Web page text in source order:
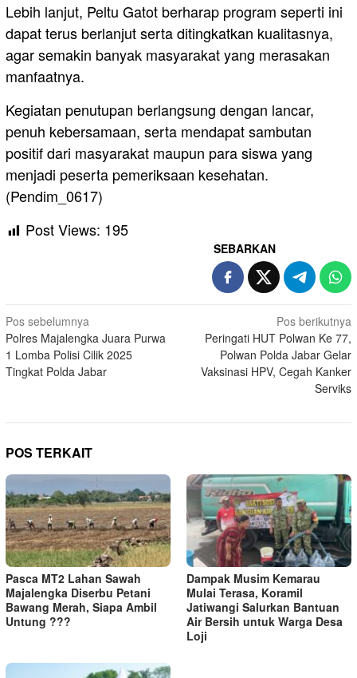
Lebih lanjut, Peltu Gatot berharap program seperti ini
dapat terus berlanjut serta ditingkatkan kualitasnya,
agar semakin banyak masyarakat yang merasakan
manfaatnya.
Kegiatan penutupan berlangsung dengan lancar,
penuh kebersamaan, serta mendapat sambutan
positif dari masyarakat maupun para siswa yang
menjadi peserta pemeriksaan kesehatan.
(Pendim_0617)
Post Views: 195
SEBARKAN
Navigasi
pos
Pos sebelumnya
Polres Majalengka Juara Purwa
1 Lomba Polisi Cilik 2025
Tingkat Polda Jabar
Pos berikutnya
Peringati HUT Polwan Ke 77,
Polwan Polda Jabar Gelar
Vaksinasi HPV, Cegah Kanker
Serviks
POS TERKAIT
Pasca MT2 Lahan Sawah
Majalengka Diserbu Petani
Bawang Merah, Siapa Ambil
Untung ???
Dampak Musim Kemarau
Mulai Terasa, Koramil
Jatiwangi Salurkan Bantuan
Air Bersih untuk Warga Desa
Loji